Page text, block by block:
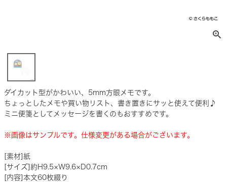
ダイカット型がかわいい、5mm方眼メモです。
ちょっとしたメモや買い物リスト、書き置きにサッと使えて便利♪
ミニ便箋としてメッセージを書くのもおすすめです。
※画像はサンプルです。仕様変更がある場合がございます。
[素材]紙
[サイズ]約H9.5×W9.6×D0.7cm
[内容]本文60枚綴り